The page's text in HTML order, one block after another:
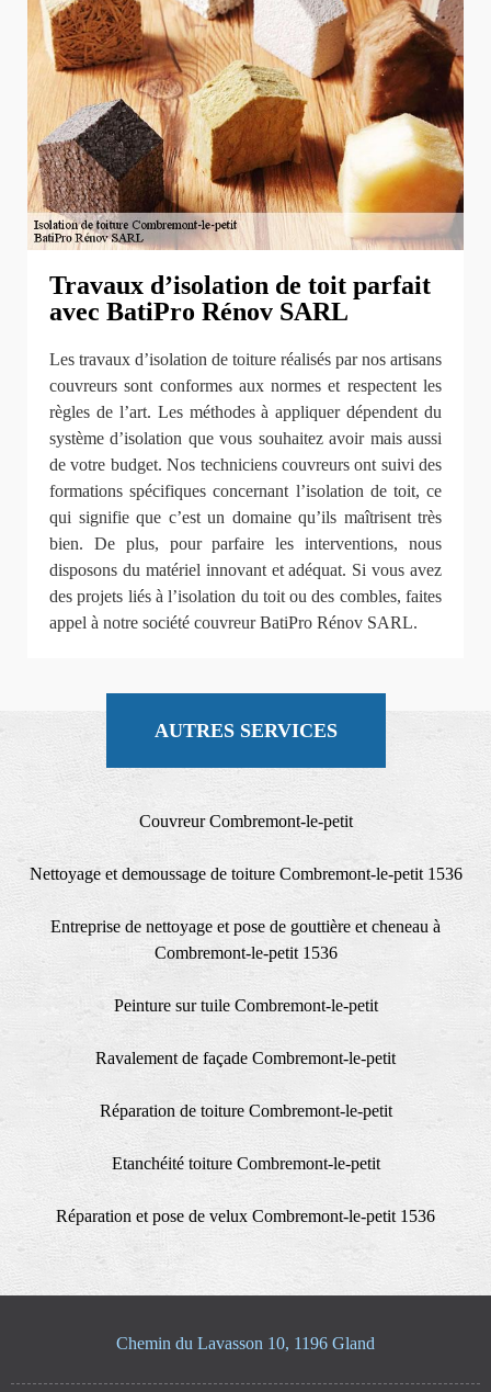
Travaux d’isolation de toit parfait
avec BatiPro Rénov SARL
Les travaux d’isolation de toiture réalisés par nos artisans
couvreurs sont conformes aux normes et respectent les
règles de l’art. Les méthodes à appliquer dépendent du
système d’isolation que vous souhaitez avoir mais aussi
de votre budget. Nos techniciens couvreurs ont suivi des
formations spécifiques concernant l’isolation de toit, ce
qui signifie que c’est un domaine qu’ils maîtrisent très
bien. De plus, pour parfaire les interventions, nous
disposons du matériel innovant et adéquat. Si vous avez
des projets liés à l’isolation du toit ou des combles, faites
appel à notre société couvreur BatiPro Rénov SARL.
AUTRES SERVICES
Couvreur Combremont-le-petit
Nettoyage et demoussage de toiture Combremont-le-petit 1536
Entreprise de nettoyage et pose de gouttière et cheneau à
Combremont-le-petit 1536
Peinture sur tuile Combremont-le-petit
Ravalement de façade Combremont-le-petit
Réparation de toiture Combremont-le-petit
Etanchéité toiture Combremont-le-petit
Réparation et pose de velux Combremont-le-petit 1536
Chemin du Lavasson 10, 1196 Gland